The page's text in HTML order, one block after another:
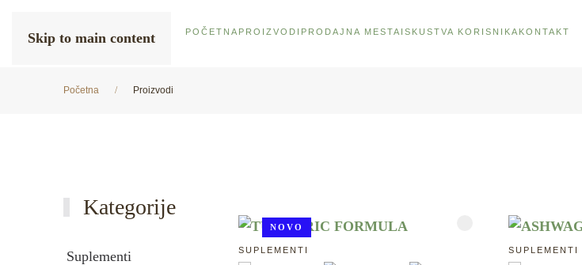
Skip to main content POČETNA PROIZVODI PRODAJNA MESTA ISKUSTVA KORISNIKA KONTAKT
Početna Proizvodi
Kategorije
Suplementi
NOVO
SUPLEMENTI SUPLEMENTI